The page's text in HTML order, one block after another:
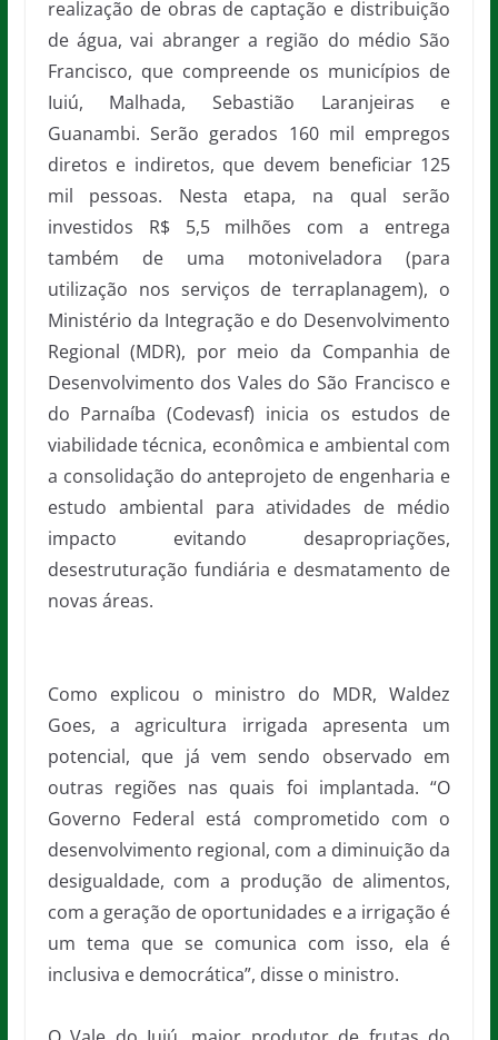
realização de obras de captação e distribuição
de água, vai abranger a região do médio São
Francisco, que compreende os municípios de
Iuiú, Malhada, Sebastião Laranjeiras e
Guanambi. Serão gerados 160 mil empregos
diretos e indiretos, que devem beneficiar 125
mil pessoas. Nesta etapa, na qual serão
investidos R$ 5,5 milhões com a entrega
também de uma motoniveladora (para
utilização nos serviços de terraplanagem), o
Ministério da Integração e do Desenvolvimento
Regional (MDR), por meio da Companhia de
Desenvolvimento dos Vales do São Francisco e
do Parnaíba (Codevasf) inicia os estudos de
viabilidade técnica, econômica e ambiental com
a consolidação do anteprojeto de engenharia e
estudo ambiental para atividades de médio
impacto evitando desapropriações,
desestruturação fundiária e desmatamento de
novas áreas.
Como explicou o ministro do MDR, Waldez
Goes, a agricultura irrigada apresenta um
potencial, que já vem sendo observado em
outras regiões nas quais foi implantada. “O
Governo Federal está comprometido com o
desenvolvimento regional, com a diminuição da
desigualdade, com a produção de alimentos,
com a geração de oportunidades e a irrigação é
um tema que se comunica com isso, ela é
inclusiva e democrática”, disse o ministro.